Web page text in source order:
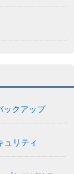
ックアップ
ュリティ